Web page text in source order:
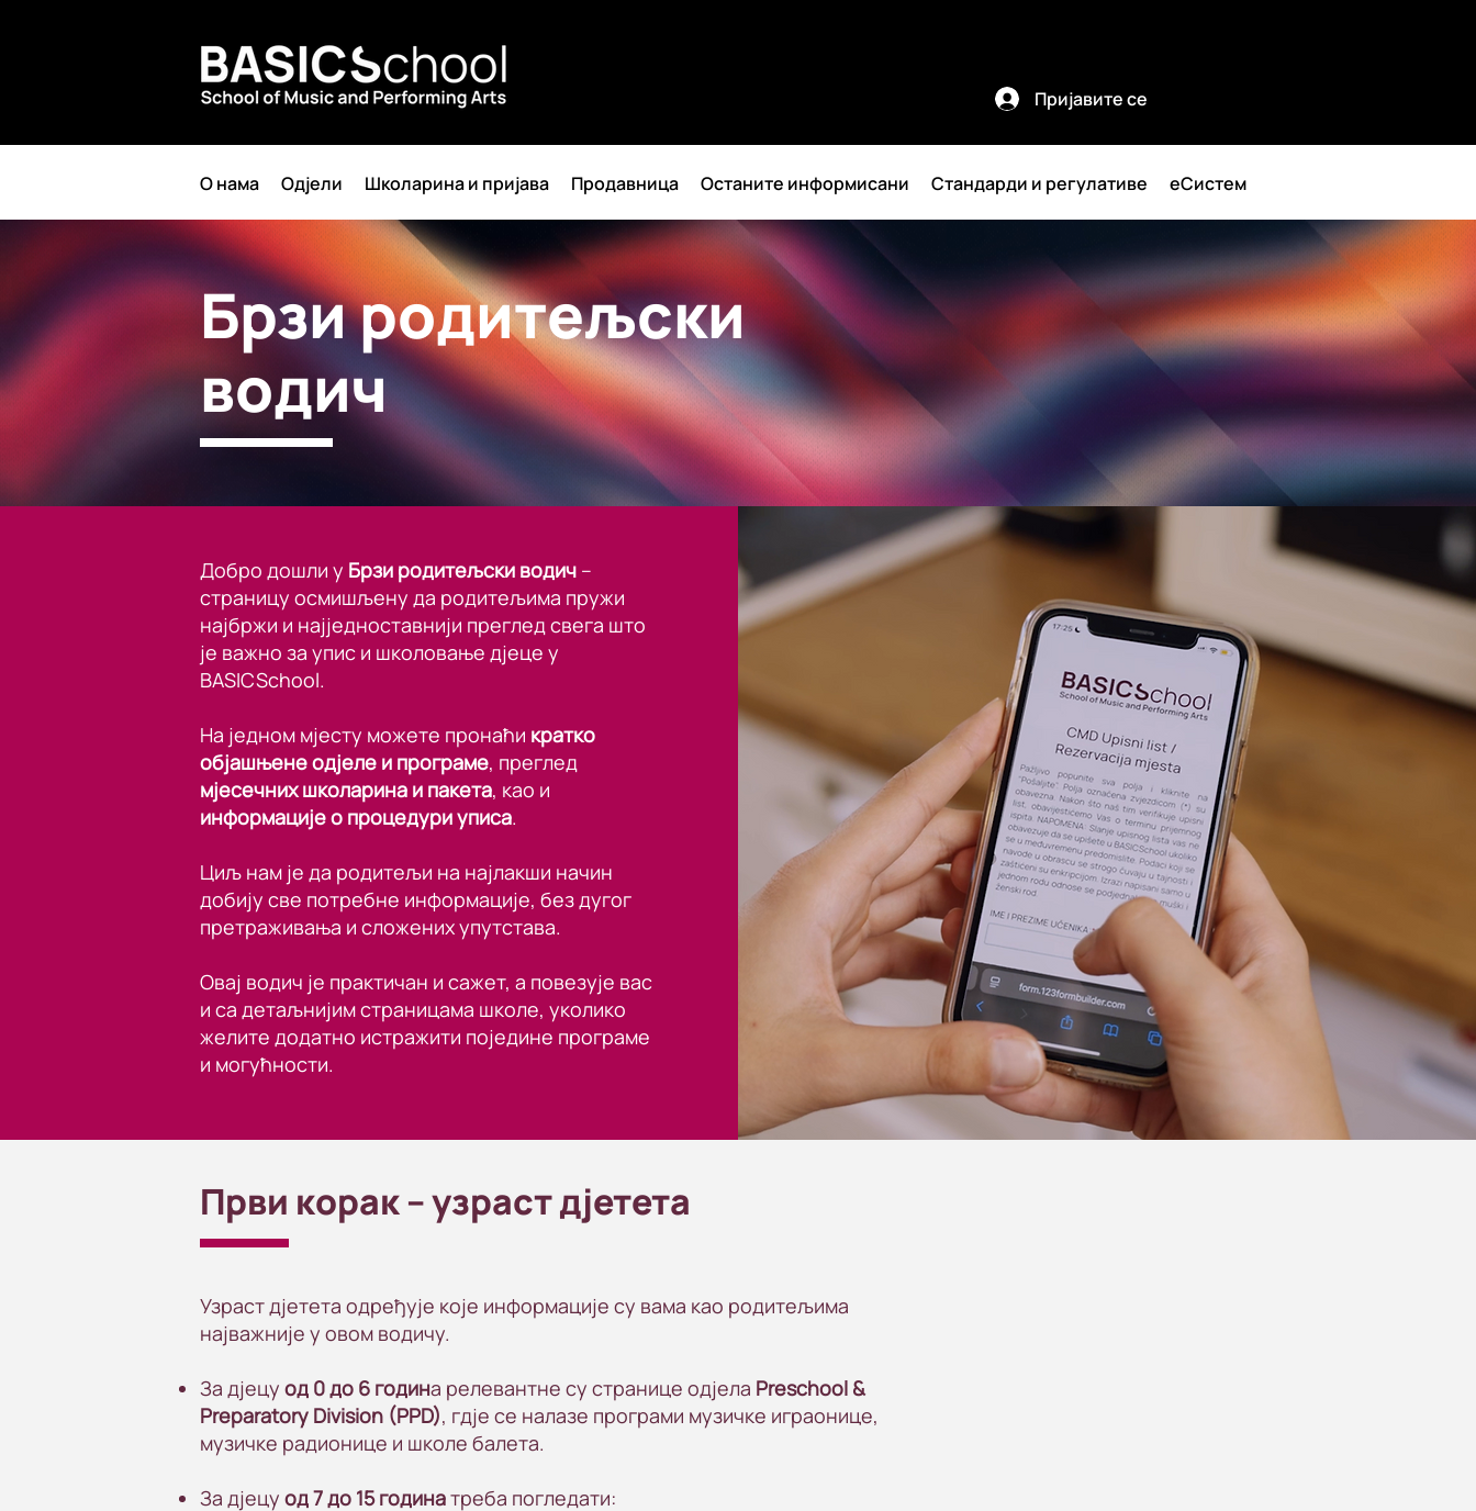
Пријавите се
О нама Одјели Школарина и пријава Продавница Останите информисани Стандарди и регулативе еСистем
Брзи родитељски
водич
Добро дошли у Брзи родитељски водич –
страницу осмишљену да родитељима пружи
најбржи и најједноставнији преглед свега што
је важно за упис и школовање дјеце у
BASICSchool.
На једном мјесту можете пронаћи кратко
објашњене одјеле и програме, преглед
мјесечних школарина и пакета, као и
информације о процедури уписа.
Циљ нам је да родитељи на најлакши начин
добију све потребне информације, без дугог
претраживања и сложених упутстава.
Овај водич је практичан и сажет, а повезује вас
и са детаљнијим страницама школе, уколико
желите додатно истражити поједине програме
и могућности.
Први корак – узраст дјетета
Узраст дјетета одређује које информације су вама као родитељима
најважније у овом водичу.
За дјецу од 0 до 6 година релевантне су странице одјела Preschool &
Preparatory Division (PPD), гдје се налазе програми музичке играонице,
музичке радионице и школе балета.
За дјецу од 7 до 15 годинатреба погледати: